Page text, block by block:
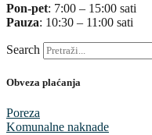
Pon-pet: 7:00 – 15:00 sati
Pauza: 10:30 – 11:00 sati
Search
Obveza plaćanja
Poreza
Komunalne naknade